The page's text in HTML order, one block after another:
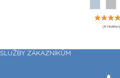
SLUŽBY ZÁKAZNÍKŮM